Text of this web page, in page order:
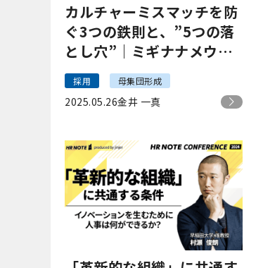
カルチャーミスマッチを防
ぐ3つの鉄則と、”5つの落
とし穴”｜ミギナナメウエ
井上
採用 母集団形成
2025.05.26金井 一真